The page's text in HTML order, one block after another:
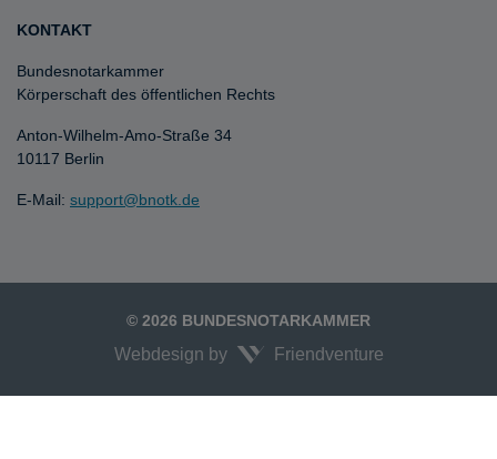
KONTAKT
Bundesnotarkammer
Körperschaft des öffentlichen Rechts
Anton-Wilhelm-Amo-Straße 34
10117 Berlin
E-Mail: support@bnotk.de
© 2026 BUNDESNOTARKAMMER
Webdesign by Friendventure